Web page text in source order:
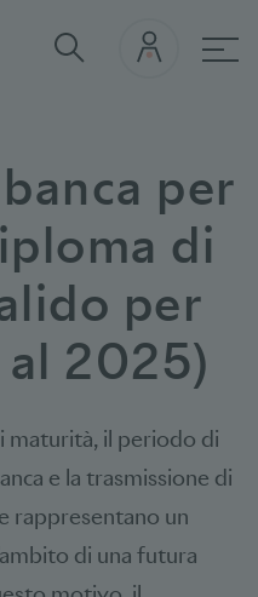
per
di
per
2025)
maturità, il periodo di
e la trasmissione di
rappresentano un
di una futura